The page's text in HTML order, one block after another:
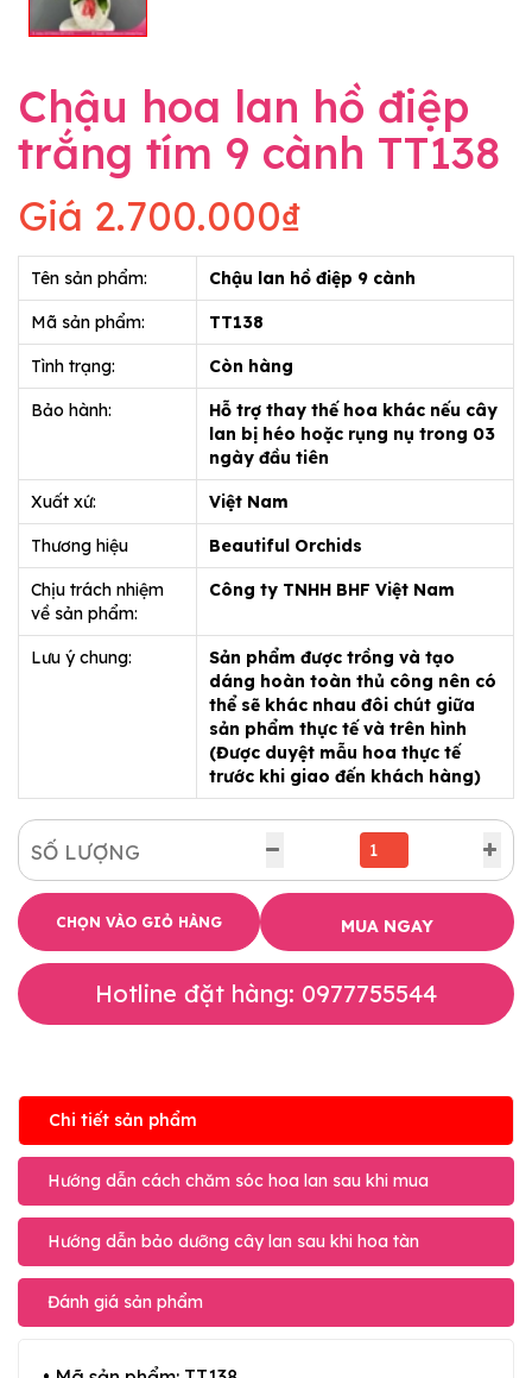
Chậu hoa lan hồ điệp
trắng tím 9 cành TT138
Giá 2.700.000₫
Tên sản phẩm: Chậu lan hồ điệp 9 cành
Mã sản phẩm: TT138
Tình trạng: Còn hàng
Bảo hành:
Hỗ trợ thay thế hoa khác nếu cây
lan bị héo hoặc rụng nụ trong 03
ngày đầu tiên
Xuất xứ: Việt Nam
Thương hiệu Beautiful Orchids
Chịu trách nhiệm
về sản phẩm:
Công ty TNHH BHF Việt Nam
Lưu ý chung:
Sản phẩm được trồng và tạo
dáng hoàn toàn thủ công nên có
thể sẽ khác nhau đôi chút giữa
sản phẩm thực tế và trên hình
(Được duyệt mẫu hoa thực tế
trước khi giao đến khách hàng)
SỐ LƯỢNG
CHỌN VÀO GIỎ HÀNG MUA NGAY
Hotline đặt hàng: 0977755544
Chi tiết sản phẩm
Hướng dẫn cách chăm sóc hoa lan sau khi mua
Hướng dẫn bảo dưỡng cây lan sau khi hoa tàn
Đánh giá sản phẩm